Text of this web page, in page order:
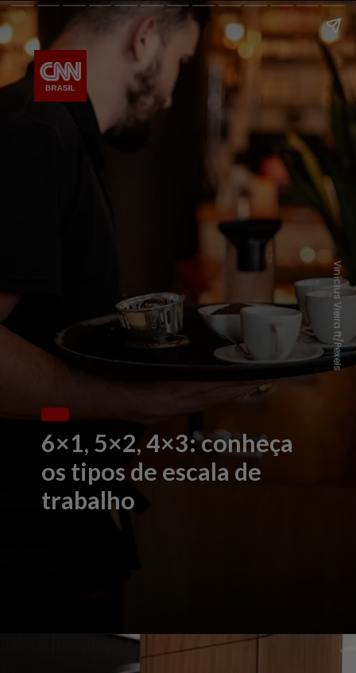
6×1, 5×2, 4×3: conheça
os tipos de escala de
trabalho
Vinícius Vieira ft/Pexels